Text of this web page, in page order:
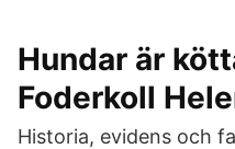
Hundar är
Foderkoll
Historia, evidens och